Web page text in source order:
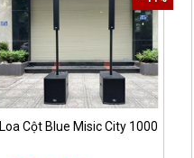
Loa Cột Blue Misic City 1000